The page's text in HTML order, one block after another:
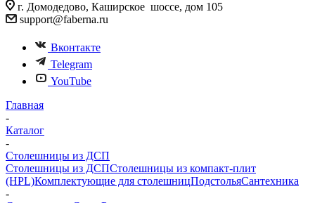
г. Домодедово, Каширское шоссе, дом 105
support@faberna.ru
Вконтакте
Telegram
YouTube
Главная
-
Каталог
-
Столешницы из ДСП
Столешницы из ДСПСтолешницы из компакт-плит
(HPL)Комплектующие для столешницПодстольяСантехника
-